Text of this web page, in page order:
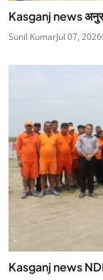
Kasganj news
Sunil KumarJul 07, 2026
Kasganj news